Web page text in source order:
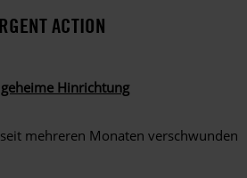
ACTION
Hinrichtung
mehreren Monaten verschwunden